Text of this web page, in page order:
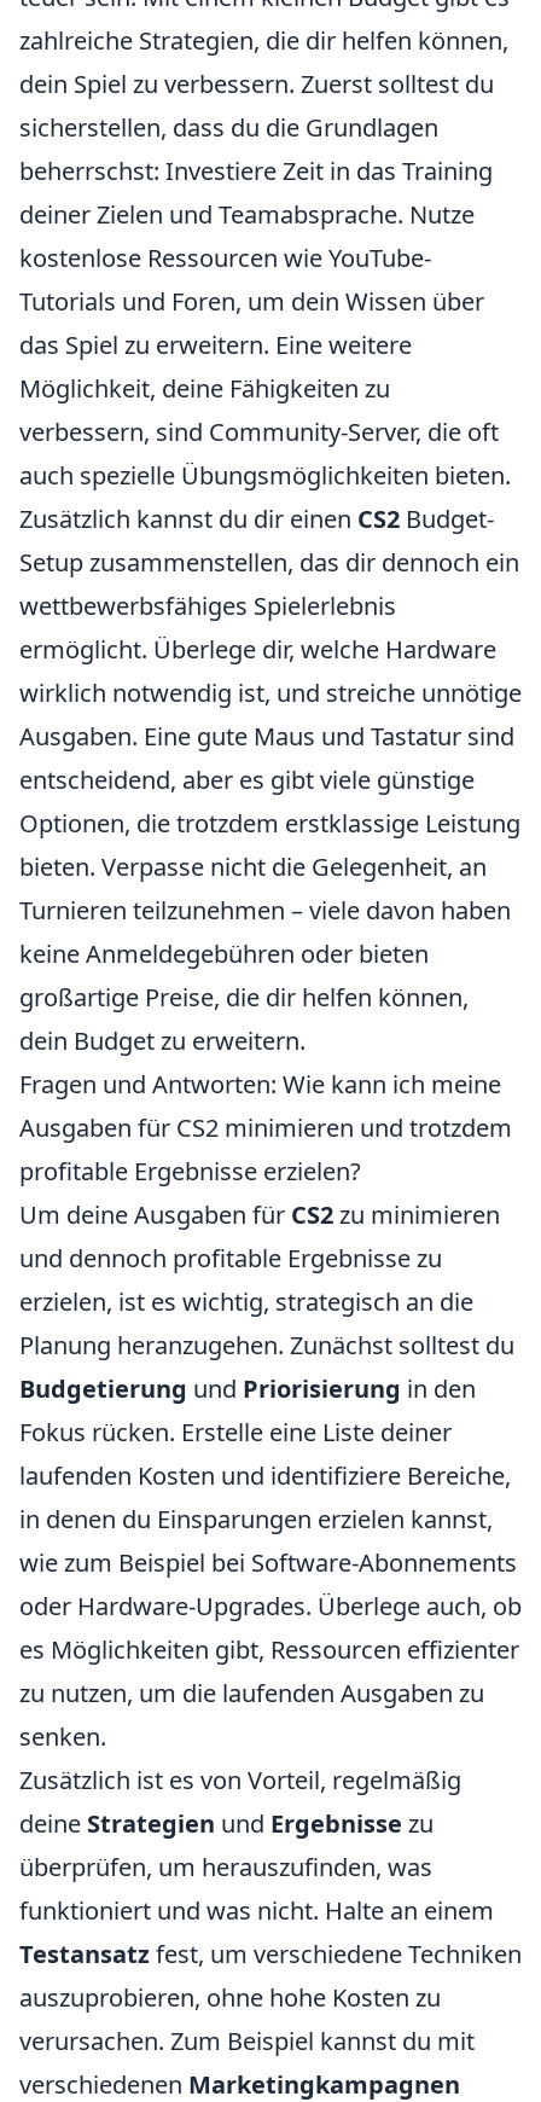
zahlreiche Strategien, die dir helfen können,
dein Spiel zu verbessern. Zuerst solltest du
sicherstellen, dass du die Grundlagen
beherrschst: Investiere Zeit in das Training
deiner Zielen und Teamabsprache. Nutze
kostenlose Ressourcen wie YouTube-
Tutorials und Foren, um dein Wissen über
das Spiel zu erweitern. Eine weitere
Möglichkeit, deine Fähigkeiten zu
verbessern, sind Community-Server, die oft
auch spezielle Übungsmöglichkeiten bieten.
Zusätzlich kannst du dir einen CS2 Budget-
Setup zusammenstellen, das dir dennoch ein
wettbewerbsfähiges Spielerlebnis
ermöglicht. Überlege dir, welche Hardware
wirklich notwendig ist, und streiche unnötige
Ausgaben. Eine gute Maus und Tastatur sind
entscheidend, aber es gibt viele günstige
Optionen, die trotzdem erstklassige Leistung
bieten. Verpasse nicht die Gelegenheit, an
Turnieren teilzunehmen – viele davon haben
keine Anmeldegebühren oder bieten
großartige Preise, die dir helfen können,
dein Budget zu erweitern.
Fragen und Antworten: Wie kann ich meine
Ausgaben für CS2 minimieren und trotzdem
profitable Ergebnisse erzielen?
Um deine Ausgaben für CS2zu minimieren
und dennoch profitable Ergebnisse zu
erzielen, ist es wichtig, strategisch an die
Planung heranzugehen. Zunächst solltest du
Budgetierung und Priorisierung in den
Fokus rücken. Erstelle eine Liste deiner
laufenden Kosten und identifiziere Bereiche,
in denen du Einsparungen erzielen kannst,
wie zum Beispiel bei Software-Abonnements
oder Hardware-Upgrades. Überlege auch, ob
es Möglichkeiten gibt, Ressourcen effizienter
zu nutzen, um die laufenden Ausgaben zu
senken.
Zusätzlich ist es von Vorteil, regelmäßig
deine Strategien und Ergebnisse zu
überprüfen, um herauszufinden, was
funktioniert und was nicht. Halte an einem
Testansatzfest, um verschiedene Techniken
auszuprobieren, ohne hohe Kosten zu
verursachen. Zum Beispiel kannst du mit
verschiedenen Marketingkampagnen